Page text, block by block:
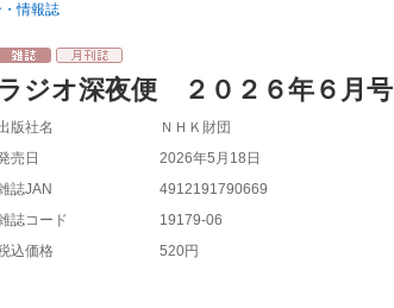
情報誌
ラジオ深夜便 ２０２６年６月号
版社名
ＮＨＫ財団
売日
2026年5月18日
誌JAN
4912191790669
誌コード
19179-06
込価格
520円